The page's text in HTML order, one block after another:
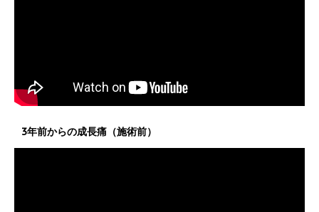
3年前からの成長痛（施術前）